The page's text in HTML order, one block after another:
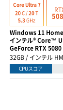
Core Ultra 7
20C /20T
5.3GHz
Windows 11
インテル® Core™
GeForce RTX
32GB / インテル
CPUスコア